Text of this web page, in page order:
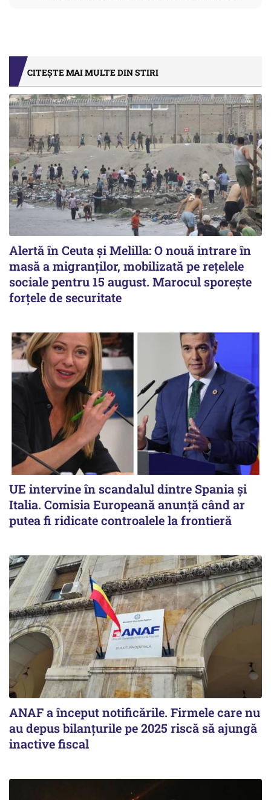
CITEȘTE MAI MULTE DIN STIRI
Alertă în Ceuta și Melilla: O nouă intrare în
masă a migranților, mobilizată pe rețelele
sociale pentru 15 august. Marocul sporește
forțele de securitate
UE intervine în scandalul dintre Spania și
Italia. Comisia Europeană anunță când ar
putea fi ridicate controalele la frontieră
ANAF a început notificările. Firmele care nu
au depus bilanțurile pe 2025 riscă să ajungă
inactive fiscal